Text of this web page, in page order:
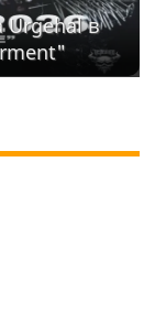
Urgehal в